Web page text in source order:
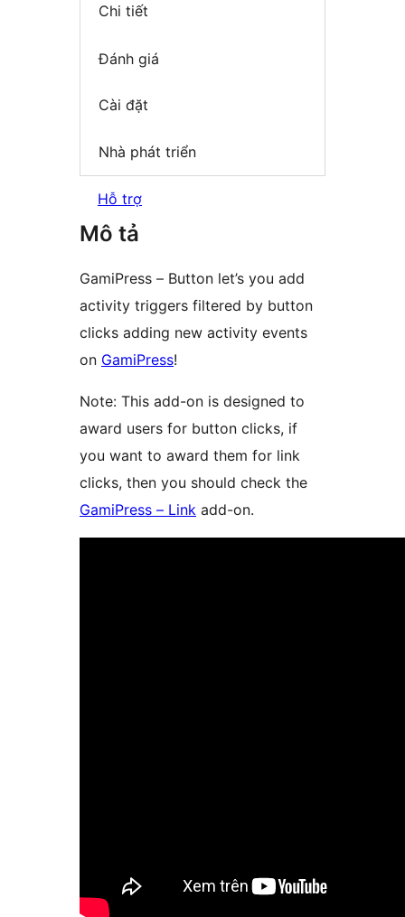
Chi tiết
Đánh giá
Cài đặt
Nhà phát triển
Hỗ trợ
Mô tả
GamiPress – Button let’s you add
activity triggers filtered by button
clicks adding new activity events
on GamiPress!
Note: This add-on is designed to
award users for button clicks, if
you want to award them for link
clicks, then you should check the
GamiPress – Link add-on.